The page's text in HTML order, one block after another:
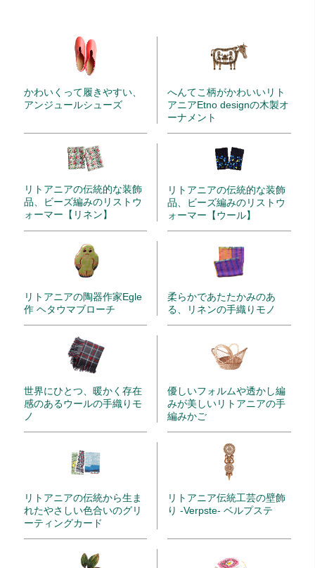
かわいくって履きやすい、
アンジュールシューズ
へんてこ柄がかわいいリト
アニアEtno designの木製オ
ーナメント
リトアニアの伝統的な装飾
品、ビーズ編みのリストウ
ォーマー【リネン】
リトアニアの伝統的な装飾
品、ビーズ編みのリストウ
ォーマー【ウール】
リトアニアの陶器作家Egle
作 ヘタウマブローチ
柔らかであたたかみのあ
る、リネンの手織りモノ
世界にひとつ、暖かく存在
感のあるウールの手織りモ
ノ
優しいフォルムや透かし編
みが美しいリトアニアの手
編みかご
リトアニアの伝統から生ま
れたやさしい色合いのグリ
ーティングカード
リトアニア伝統工芸の壁飾
り -Verpste- ベルプステ